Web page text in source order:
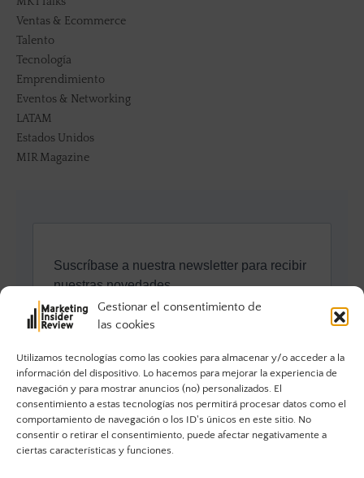
Gestionar el consentimiento de
las cookies
Utilizamos tecnologías como las cookies para almacenar y/o acceder a la
información del dispositivo. Lo hacemos para mejorar la experiencia de
navegación y para mostrar anuncios (no) personalizados. El
consentimiento a estas tecnologías nos permitirá procesar datos como el
comportamiento de navegación o los ID's únicos en este sitio. No
consentir o retirar el consentimiento, puede afectar negativamente a
ciertas características y funciones.
Ventas & Ecommerce
Talento
Tecnología
Emprendimiento
Eventos & Networking
LATAM
Estados Unidos
MIR Magazine